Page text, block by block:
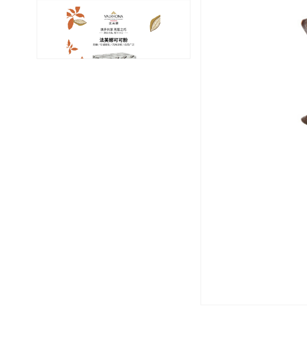
多焙乐迷你绿色树叶形巧克力
规格: 6盒×264克（576片） / 箱